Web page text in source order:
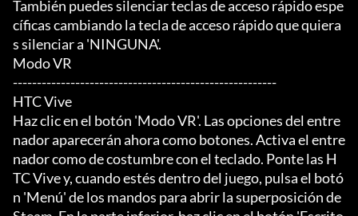
También puedes silenciar teclas de acceso rápido espe
cíficas cambiando la tecla de acceso rápido que quiera
s silenciar a 'NINGUNA'.
Modo VR
-------------------------------------------------------
HTC Vive
Haz clic en el botón 'Modo VR'. Las opciones del entre
nador aparecerán ahora como botones. Activa el entre
nador como de costumbre con el teclado. Ponte las H
TC Vive y, cuando estés dentro del juego, pulsa el botó
n 'Menú' de los mandos para abrir la superposición de